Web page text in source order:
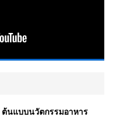
ต้นแบบนวัตกรรมอาหาร